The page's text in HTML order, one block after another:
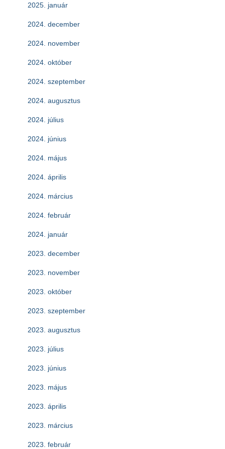
2025. január
2024. december
2024. november
2024. október
2024. szeptember
2024. augusztus
2024. július
2024. június
2024. május
2024. április
2024. március
2024. február
2024. január
2023. december
2023. november
2023. október
2023. szeptember
2023. augusztus
2023. július
2023. június
2023. május
2023. április
2023. március
2023. február